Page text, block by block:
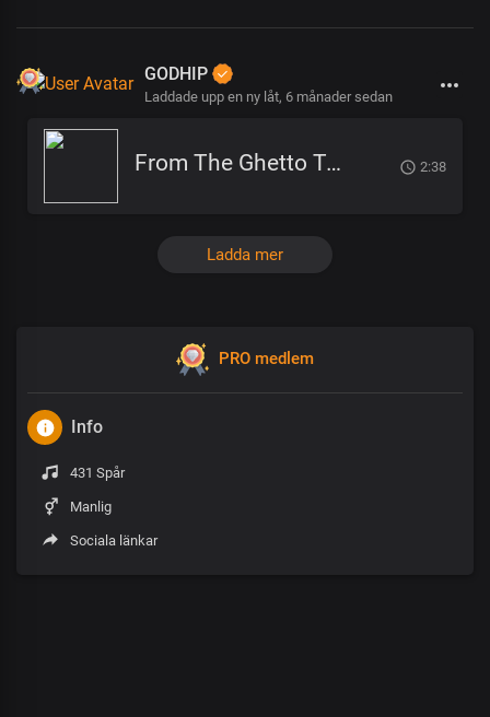
GODHIP
Laddade upp en ny låt, 6 månader sedan
From The Ghetto To God 2:38
Ladda mer
PRO medlem
Info
431 Spår
Manlig
Sociala länkar